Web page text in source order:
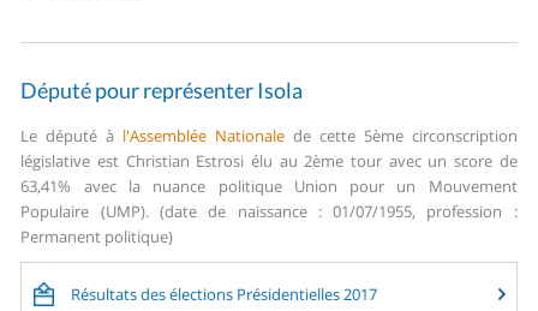
Député pour représenter Isola
Le député à l'Assemblée Nationale de cette 5ème circonscription
législative est Christian Estrosi élu au 2ème tour avec un score de
63,41% avec la nuance politique Union pour un Mouvement
Populaire (UMP). (date de naissance : 01/07/1955, profession :
Permanent politique)
Résultats des élections Présidentielles 2017